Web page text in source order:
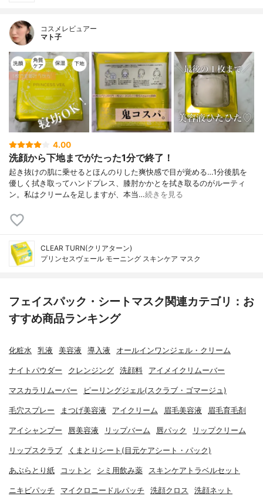
コスメレビュアー
マト子
4.00
洗顔から下地までがたった1分で終了！
起き抜けの肌に乗せるとほんのりした爽快感で目が覚める…1分後肌を
優しく拭き取ってハンドプレス、膝肘かかとを拭き取るのがルーティ
ン。私はクリームを足しますが、本当…続きを見る
CLEAR TURN(クリアターン)
プリンセスヴェール モーニング スキンケア マスク
フェイスパック・シートマスク関連カテゴリ：お
すすめ商品ランキング
化粧水 乳液 美容液 導入液 オールインワンジェル・クリーム
ナイトパウダー クレンジング 洗顔料 アイメイクリムーバー
マスカラリムーバー ピーリングジェル(スクラブ・ゴマージュ)
毛穴スプレー まつげ美容液 アイクリーム 眉毛美容液 眉毛育毛剤
アイシャンプー 唇美容液 リップバーム 唇パック リップクリーム
リップスクラブ くまとりシート(目元ケアシート・パック)
あぶらとり紙 コットン シミ用飲み薬 スキンケアトラベルセット
ニキビパッチ マイクロニードルパッチ 洗顔クロス 洗顔ネット